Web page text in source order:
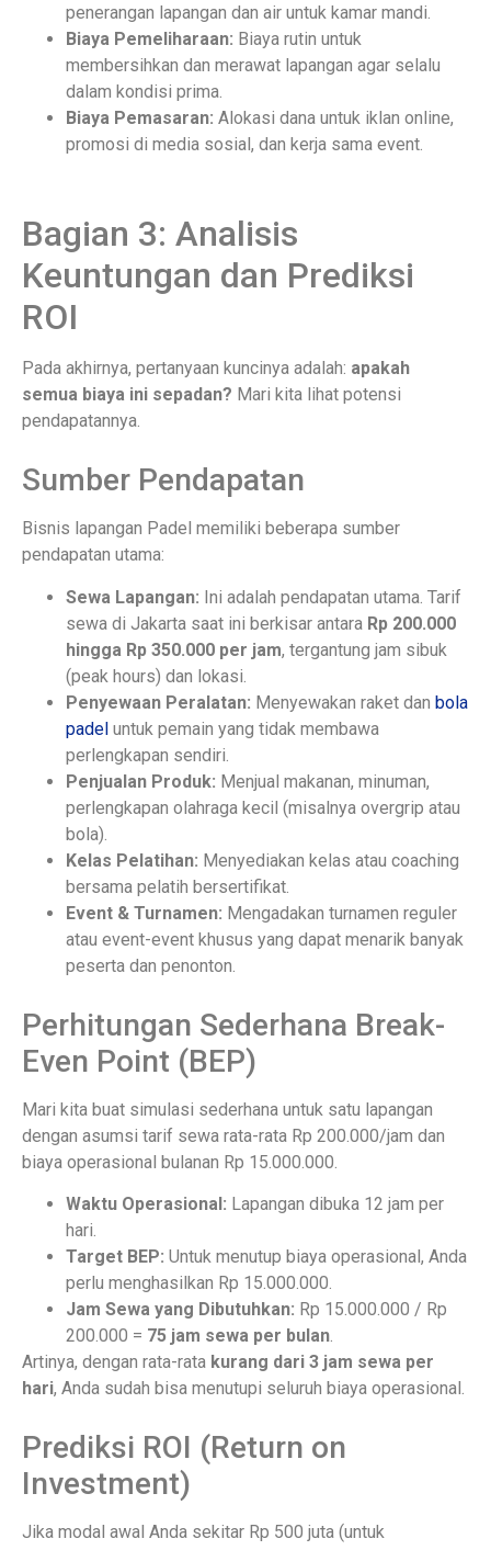
penerangan lapangan dan air untuk kamar mandi.
Biaya Pemeliharaan: Biaya rutin untuk
membersihkan dan merawat lapangan agar selalu
dalam kondisi prima.
Biaya Pemasaran: Alokasi dana untuk iklan online,
promosi di media sosial, dan kerja sama event.
Bagian 3: Analisis
Keuntungan dan Prediksi
ROI
Pada akhirnya, pertanyaan kuncinya adalah: apakah
semua biaya ini sepadan? Mari kita lihat potensi
pendapatannya.
Sumber Pendapatan
Bisnis lapangan Padel memiliki beberapa sumber
pendapatan utama:
Sewa Lapangan: Ini adalah pendapatan utama. Tarif
sewa di Jakarta saat ini berkisar antara Rp 200.000
hingga Rp 350.000 per jam, tergantung jam sibuk
(peak hours) dan lokasi.
Penyewaan Peralatan: Menyewakan raket dan bola
padel untuk pemain yang tidak membawa
perlengkapan sendiri.
Penjualan Produk: Menjual makanan, minuman,
perlengkapan olahraga kecil (misalnya overgrip atau
bola).
Kelas Pelatihan: Menyediakan kelas atau coaching
bersama pelatih bersertifikat.
Event & Turnamen: Mengadakan turnamen reguler
atau event-event khusus yang dapat menarik banyak
peserta dan penonton.
Perhitungan Sederhana Break-
Even Point (BEP)
Mari kita buat simulasi sederhana untuk satu lapangan
dengan asumsi tarif sewa rata-rata Rp 200.000/jam dan
biaya operasional bulanan Rp 15.000.000.
Waktu Operasional: Lapangan dibuka 12 jam per
hari.
Target BEP: Untuk menutup biaya operasional, Anda
perlu menghasilkan Rp 15.000.000.
Jam Sewa yang Dibutuhkan: Rp 15.000.000 / Rp
200.000 = 75 jam sewa per bulan.
Artinya, dengan rata-rata kurang dari 3 jam sewa per
hari, Anda sudah bisa menutupi seluruh biaya operasional.
Prediksi ROI (Return on
Investment)
Jika modal awal Anda sekitar Rp 500 juta (untuk